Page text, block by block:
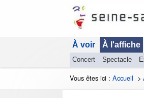
À voir À l'affiche
Concert Spectacle
Vous êtes ici : Accueil >